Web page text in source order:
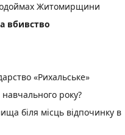
Житомирщини
вбивство
«Рихальське»
року?
біля місць відпочинку в